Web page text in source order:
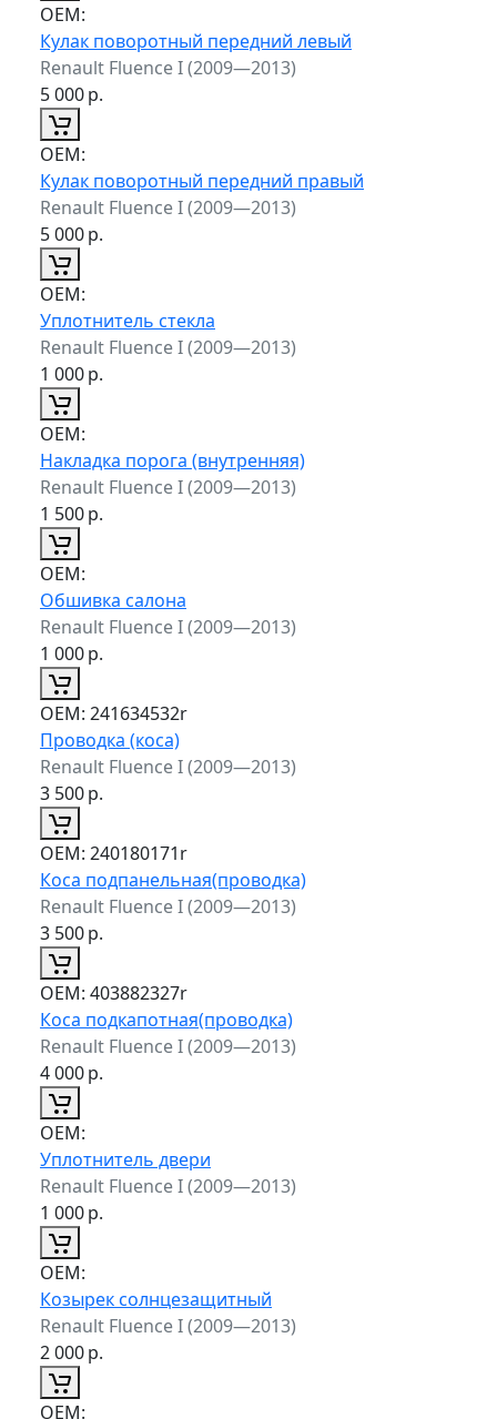
ОЕМ:
Кулак поворотный передний левый
Renault Fluence I (2009—2013)
5 000р.
ОЕМ:
Кулак поворотный передний правый
Renault Fluence I (2009—2013)
5 000р.
ОЕМ:
Уплотнитель стекла
Renault Fluence I (2009—2013)
1 000р.
ОЕМ:
Накладка порога (внутренняя)
Renault Fluence I (2009—2013)
1 500р.
ОЕМ:
Обшивка салона
Renault Fluence I (2009—2013)
1 000р.
ОЕМ: 241634532r
Проводка (коса)
Renault Fluence I (2009—2013)
3 500р.
ОЕМ: 240180171r
Коса подпанельная(проводка)
Renault Fluence I (2009—2013)
3 500р.
ОЕМ: 403882327r
Коса подкапотная(проводка)
Renault Fluence I (2009—2013)
4 000р.
ОЕМ:
Уплотнитель двери
Renault Fluence I (2009—2013)
1 000р.
ОЕМ:
Козырек солнцезащитный
Renault Fluence I (2009—2013)
2 000р.
ОЕМ: